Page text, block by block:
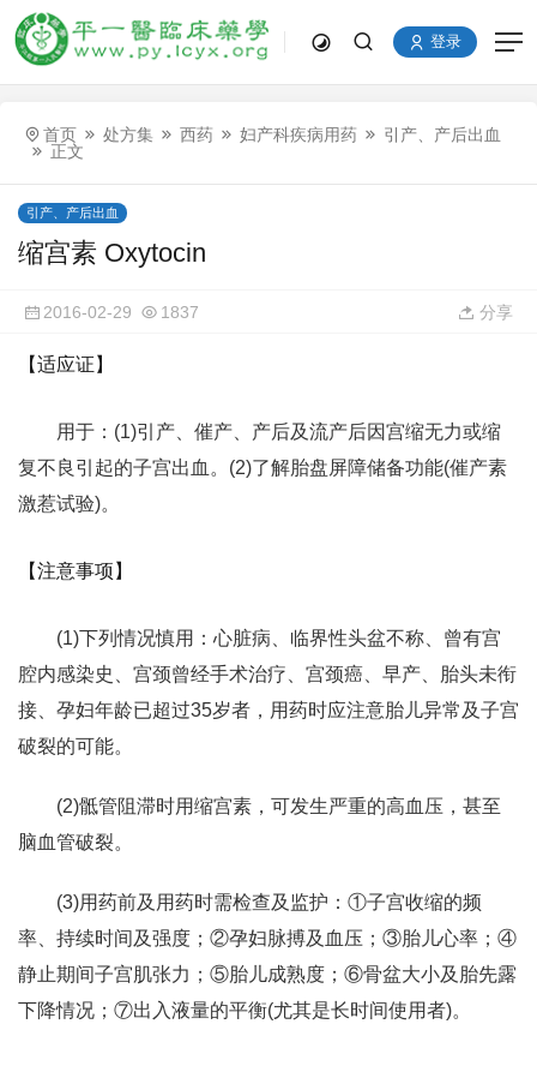
登录
首页 处方集 西药 妇产科疾病用药
引产、产后出血
正文
引产、产后出血
缩宫素 Oxytocin
2016-02-29 1837 分享
【适应证】
用于：(1)引产、催产、产后及流产后因宫缩无力或缩
复不良引起的子宫出血。(2)了解胎盘屏障储备功能(催产素
激惹试验)。
【注意事项】
(1)下列情况慎用：心脏病、临界性头盆不称、曾有宫
腔内感染史、宫颈曾经手术治疗、宫颈癌、早产、胎头未衔
接、孕妇年龄已超过35岁者，用药时应注意胎儿异常及子宫
破裂的可能。
(2)骶管阻滞时用缩宫素，可发生严重的高血压，甚至
脑血管破裂。
(3)用药前及用药时需检查及监护：①子宫收缩的频
率、持续时间及强度；②孕妇脉搏及血压；③胎儿心率；④
静止期间子宫肌张力；⑤胎儿成熟度；⑥骨盆大小及胎先露
下降情况；⑦出入液量的平衡(尤其是长时间使用者)。